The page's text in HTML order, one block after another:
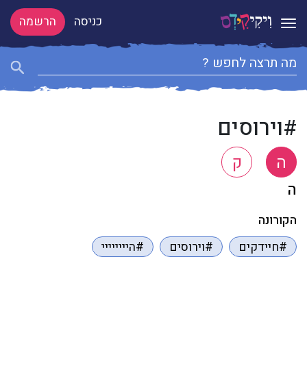
Toggle navigation כניסה הרשמה
#וירוסים
ה ק
ה
הקורונה
#חיידקים
#וירוסים #היייייייי